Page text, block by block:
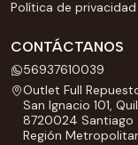
Política de privacidad
CONTÁCTANOS
56937610039
Outlet Full
San Ignacio 101,
8720024 Santiago
Región